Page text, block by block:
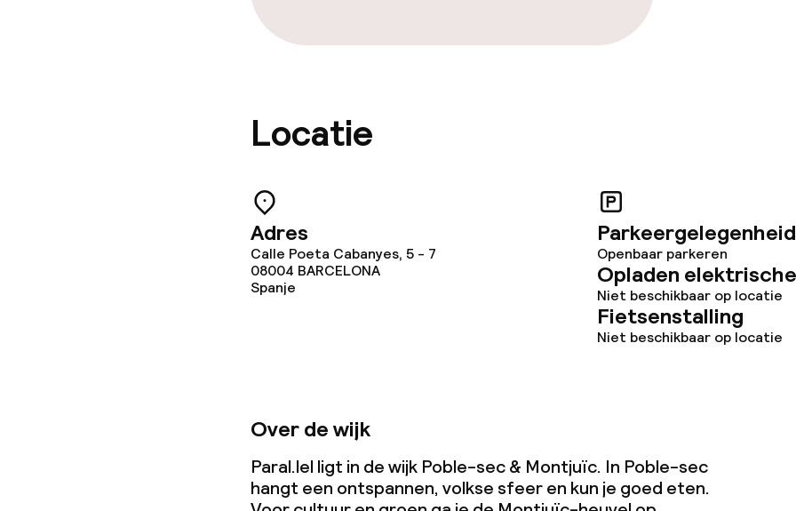
Locatie
Adres
Calle Poeta Cabanyes, 5 - 7
08004 BARCELONA
Spanje
Parkeergelegenheid
Openbaar parkeren
Opladen
Niet beschikbaar op locatie
Fietsenstalling
Niet beschikbaar op locatie
Over de wijk
Paral.lel ligt in de wijk Poble-sec & Montjuïc. In Poble-sec
hangt een ontspannen, volkse sfeer en kun je goed eten.